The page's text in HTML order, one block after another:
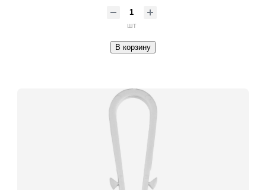
шт
В корзину